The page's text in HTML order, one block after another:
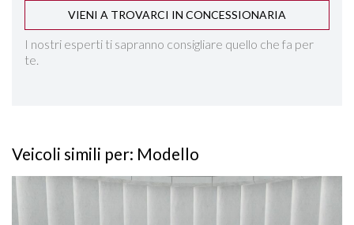
VIENI A TROVARCI IN CONCESSIONARIA
I nostri esperti ti sapranno consigliare quello che fa per
te.
Veicoli simili per: Modello
Vedi dettagli